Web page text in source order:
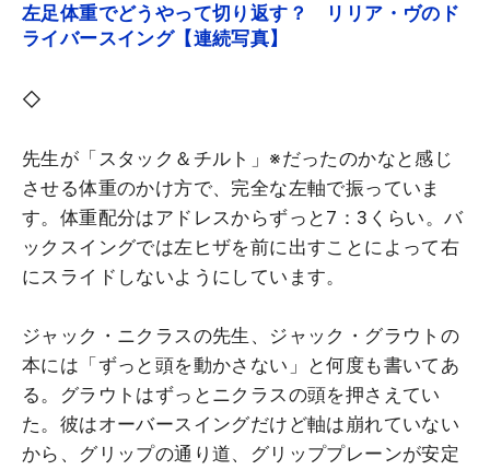
左足体重でどうやって切り返す？ リリア・ヴのド
ライバースイング【連続写真】
◇
先生が「スタック＆チルト」※だったのかなと感じ
させる体重のかけ方で、完全な左軸で振っていま
す。体重配分はアドレスからずっと7：3くらい。バ
ックスイングでは左ヒザを前に出すことによって右
にスライドしないようにしています。
ジャック・ニクラスの先生、ジャック・グラウトの
本には「ずっと頭を動かさない」と何度も書いてあ
る。グラウトはずっとニクラスの頭を押さえてい
た。彼はオーバースイングだけど軸は崩れていない
から、グリップの通り道、グリッププレーンが安定